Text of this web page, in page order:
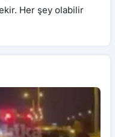
Her şey olabilir